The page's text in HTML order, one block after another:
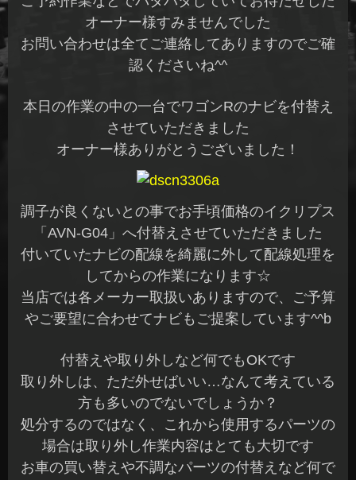
オーナー様すみませんでした
お問い合わせは全てご連絡してありますのでご確
認くださいね^^
本日の作業の中の一台でワゴンRのナビを付替え
させていただきました
オーナー様ありがとうございました！
調子が良くないとの事でお手頃価格のイクリプス
「AVN-G04」へ付替えさせていただきました
付いていたナビの配線を綺麗に外して配線処理を
してからの作業になります☆
当店では各メーカー取扱いありますので、ご予算
やご要望に合わせてナビもご提案しています^^b
付替えや取り外しなど何でもOKです
取り外しは、ただ外せばいい…なんて考えている
方も多いのでないでしょうか？
処分するのではなく、これから使用するパーツの
場合は取り外し作業内容はとても大切です
お車の買い替えや不調なパーツの付替えなど何で